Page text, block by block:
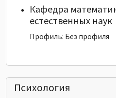
Кафедра
естественных наук
Профиль: Без профиля
Психология